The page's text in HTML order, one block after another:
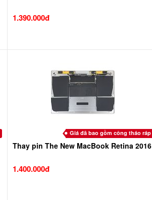
1.390.000đ
Giá đã bao gồm công tháo ráp
Thay pin The New MacBook Retina 2016
1.400.000đ